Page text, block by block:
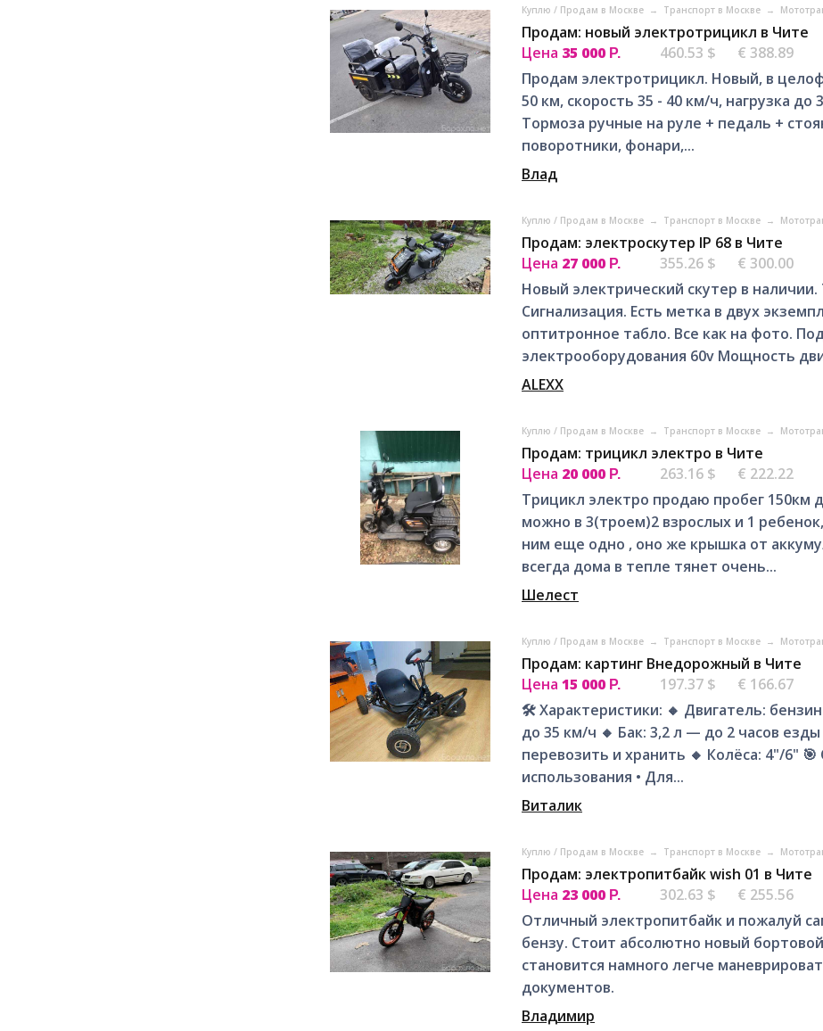
Куплю / Продам в Москве → Транспорт в Москве →
Продам: новый электротрицикл в Чите
Цена 35 000 Р. 460.53 $
€ 388.89
Продам электротрицикл. Новый, в
50 км, скорость 35 - 40 км/ч, нагрузка
Тормозa ручные на руле + педаль +
поворотники, фонари,...
Влад
Куплю / Продам в Москве → Транспорт в Москве →
Продам: электроскутер IP 68 в Чите
Цена 27 000 Р. 355.26 $
€ 300.00
Новый электрический скутер в
Сигнализация. Есть метка в двух
оптитронное табло. Все как на фото.
электрооборудования 60v Мощность
ALEXX
Куплю / Продам в Москве → Транспорт в Москве →
Продам: трицикл электро в Чите
Цена 20 000 Р. 263.16 $
€ 222.22
Трицикл электро продаю пробег 150км
можно в 3(троем)2 взрослых и 1
ним еще одно , оно же крышка от
всегда дома в тепле тянет очень...
Шелест
Куплю / Продам в Москве → Транспорт в Москве →
Продам: картинг Внедорожный в Чите
Цена 15 000 Р. 197.37 $
€ 166.67
🛠 Характеристики: 🔸 Двигатель:
до 35 км/ч 🔸 Бак: 3,2 л — до 2 часов
перевозить и хранить 🔸 Колёса: 4"/6"
использования • Для...
Виталик
Куплю / Продам в Москве → Транспорт в Москве →
Продам: электропитбайк wish 01 в Чите
Цена 23 000 Р. 302.63 $
€ 255.56
Отличный электропитбайк и пожалуй
бензу. Стоит абсолютно новый
становится намного легче
документов.
Владимир